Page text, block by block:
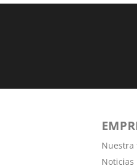
Nuestra
Noticias